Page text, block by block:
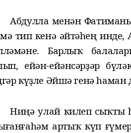
Абдулла менән
тип кенә әйтәһең инде,
Барлыҡ
ейән-ейәнсәрҙәр
күҙле Әйшә генә һаман
Ниңә улай килеп сыҡты
ғаһәм артыҡ күп